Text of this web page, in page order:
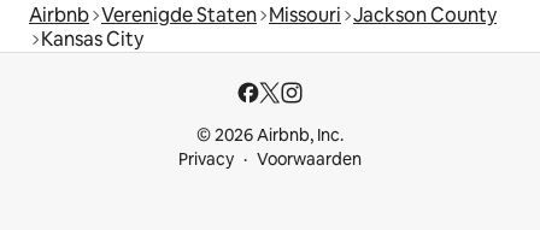
Airbnb Verenigde Staten Missouri Jackson County
Kansas City
© 2026 Airbnb, Inc.
Privacy
Voorwaarden